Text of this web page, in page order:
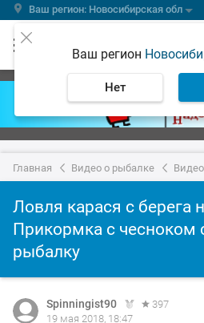
Ваш регион: Новосибирская обл
Ваш регион
Нет
Главная Видео о рыбалке
Ловля карася с берега
Прикормка с чесноком
рыбалку
Spinningist90
397
19 мая 2018, 18:47